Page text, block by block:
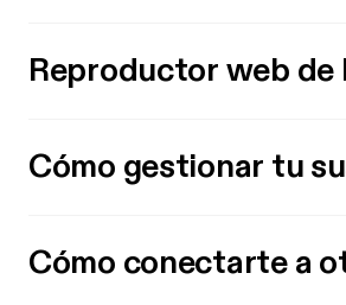
Reproductor web de
Cómo gestionar tu
Cómo conectarte a